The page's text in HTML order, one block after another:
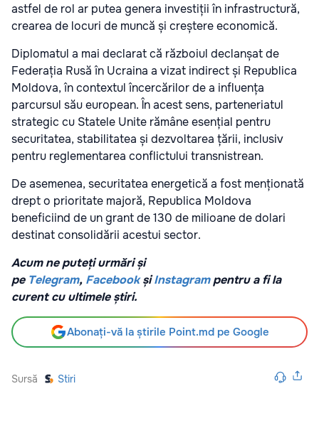
astfel de rol ar putea genera investiții în infrastructură,
crearea de locuri de muncă și creștere economică.
Diplomatul a mai declarat că războiul declanșat de
Federația Rusă în Ucraina a vizat indirect și Republica
Moldova, în contextul încercărilor de a influența
parcursul său european. În acest sens, parteneriatul
strategic cu Statele Unite rămâne esențial pentru
securitatea, stabilitatea și dezvoltarea țării, inclusiv
pentru reglementarea conflictului transnistrean.
De asemenea, securitatea energetică a fost menționată
drept o prioritate majoră, Republica Moldova
beneficiind de un grant de 130 de milioane de dolari
destinat consolidării acestui sector.
Acum ne puteți urmări și
pe Telegram, Facebook șiInstagrampentru a fi la
curent cu ultimele știri.
Abonați-vă la știrile Point.md pe Google
Sursă Stiri